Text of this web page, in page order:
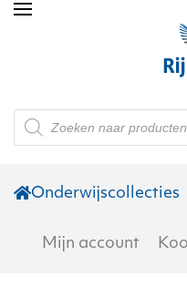
Skip to main
Producten
zoeken
Onderwijscollecties
Mijn account